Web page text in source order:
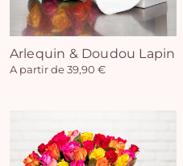
Arlequin & Doudou Lapin
A partir de 39,90 €